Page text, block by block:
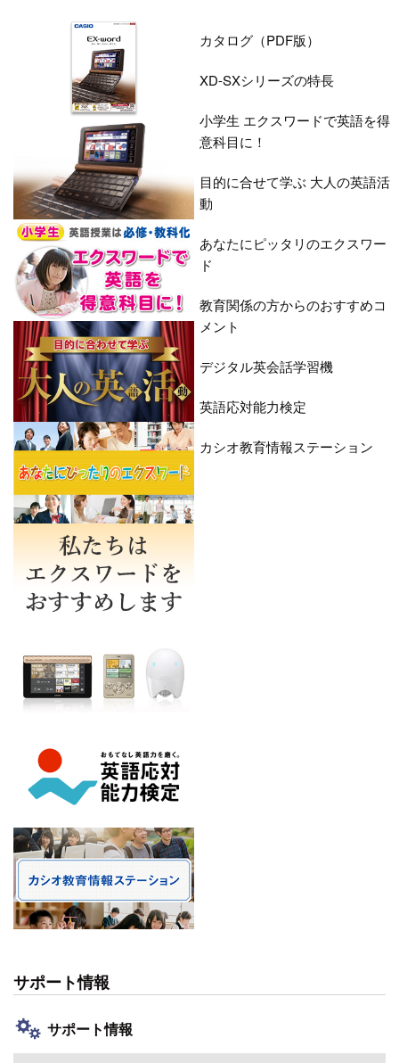
カタログ（PDF版）
XD-SXシリーズの特長
小学生 エクスワードで英語を得
意科目に！
目的に合せて学ぶ 大人の英語活
動
あなたにピッタリのエクスワー
ド
教育関係の方からのおすすめコ
メント
デジタル英会話学習機
英語応対能力検定
カシオ教育情報ステーション
サポート情報
サポート情報